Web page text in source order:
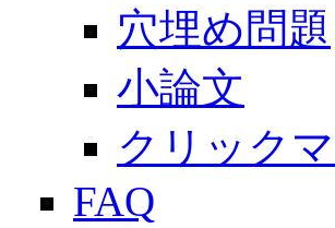
穴埋め問題
小論文
クリック
FAQ